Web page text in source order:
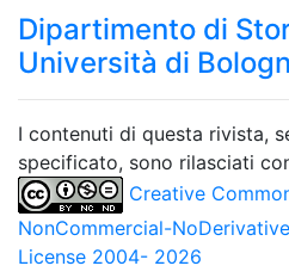
Dipartimento di
Università di
I contenuti di questa rivista,
specificato, sono rilasciati
Creative
NonCommercial-
License 2004- 2026